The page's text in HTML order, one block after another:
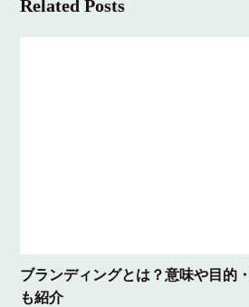
Related Posts
ブランディングとは？意味や目的
も紹介